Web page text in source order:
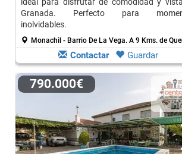
Granada. Perfecto para
inolvidables.
Monachil - Barrio De La Vega. A 9 Kms. de
Contactar Guardar
790.000€